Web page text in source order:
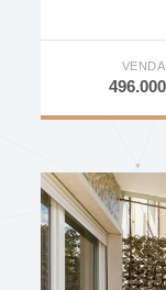
EMPREENDIMENTO
DISPONIBILIDADE
Outras
VENDA